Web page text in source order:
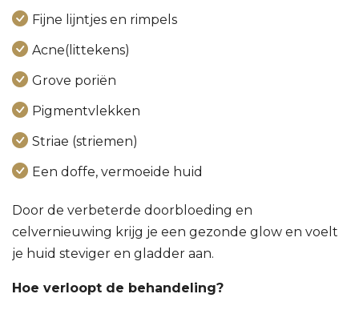
Fijne lijntjes en rimpels
Acne(littekens)
Grove poriën
Pigmentvlekken
Striae (striemen)
Een doffe, vermoeide huid
Door de verbeterde doorbloeding en
celvernieuwing krijg je een gezonde glow en voelt
je huid steviger en gladder aan.
Hoe verloopt de behandeling?